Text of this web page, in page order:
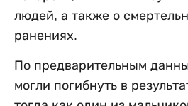
людей, а также о
ранениях.
По предварительным
могли погибнуть в